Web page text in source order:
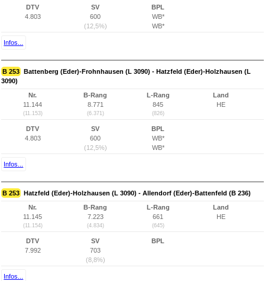
DTV
4.803
SV
600
(12,5%)
BPL
WB*
WB*
Infos...
B 253 Battenberg (Eder)-Frohnhausen (L 3090) - Hatzfeld (Eder)-Holzhausen (L
3090)
Nr.
11.144
(11.153)
B-Rang
8.771
(6.371)
L-Rang
845
(826)
Land
HE
DTV
4.803
SV
600
(12,5%)
BPL
WB*
WB*
Infos...
B 253 Hatzfeld (Eder)-Holzhausen (L 3090) - Allendorf (Eder)-Battenfeld (B 236)
Nr.
11.145
(11.154)
B-Rang
7.223
(4.834)
L-Rang
661
(645)
Land
HE
DTV
7.992
SV
703
(8,8%)
BPL
Infos...